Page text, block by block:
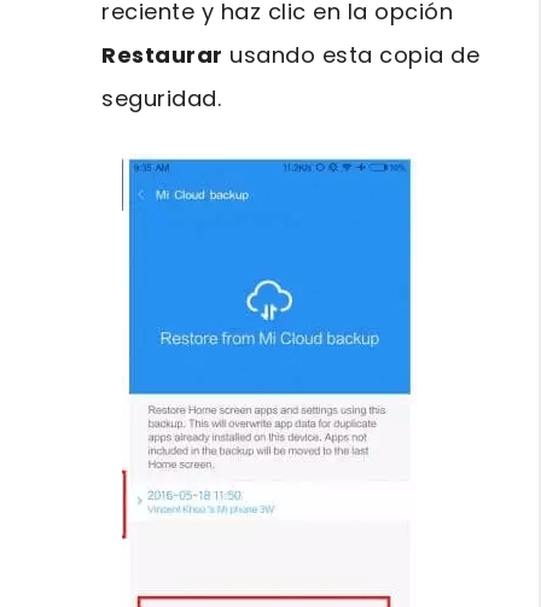
reciente y haz clic en la opción
Restaurar usando esta copia de
seguridad.